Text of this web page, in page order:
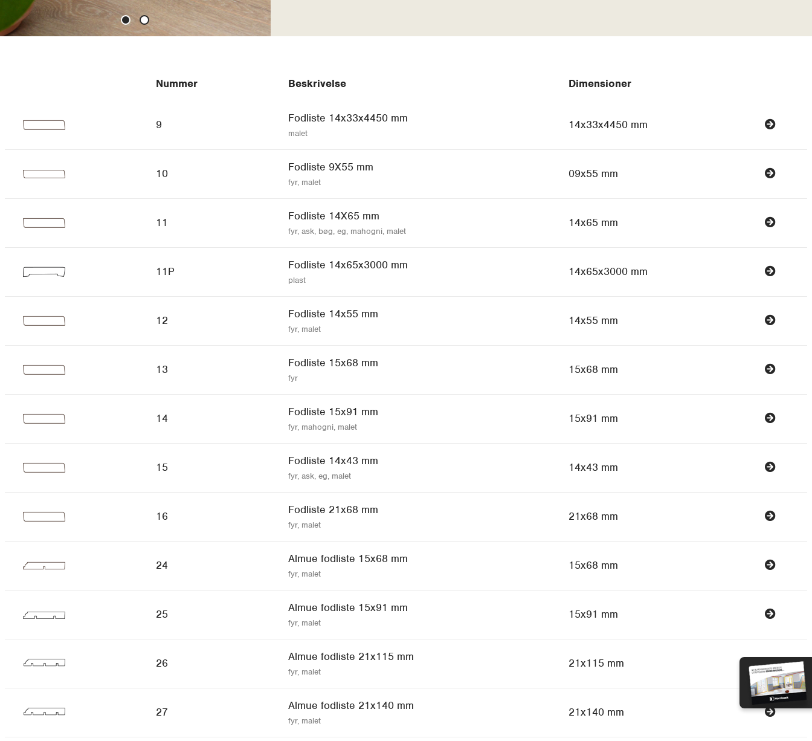
Nummer Beskrivelse Dimensioner
9 Fodliste 14x33x4450 mm
malet
14x33x4450 mm
10 Fodliste 9X55 mm
fyr, malet
09x55 mm
11 Fodliste 14X65 mm
fyr, ask, bøg, eg, mahogni, malet
14x65 mm
11P Fodliste 14x65x3000 mm
plast
14x65x3000 mm
12 Fodliste 14x55 mm
fyr, malet
14x55 mm
13 Fodliste 15x68 mm
fyr
15x68 mm
14 Fodliste 15x91 mm
fyr, mahogni, malet
15x91 mm
15 Fodliste 14x43 mm
fyr, ask, eg, malet
14x43 mm
16 Fodliste 21x68 mm
fyr, malet
21x68 mm
24 Almue fodliste 15x68 mm
fyr, malet
15x68 mm
25 Almue fodliste 15x91 mm
fyr, malet
15x91 mm
26 Almue fodliste 21x115 mm
fyr, malet
21x115 mm
27 Almue fodliste 21x140 mm
fyr, malet
21x140 mm